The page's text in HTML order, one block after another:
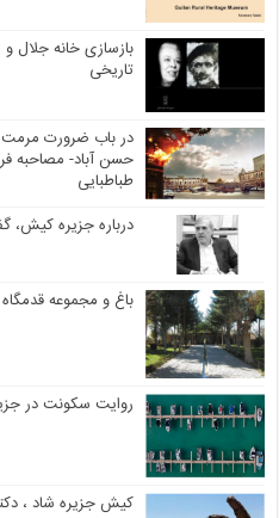
بازسازی خانه جلال
تاریخی
در باب ضرورت مرمت
حسن آباد- مصاحبه
طباطبایی
درباره جزیره کیش،
باغ و مجموعه
روایت سکونت در
کیش جزیره شاد ،